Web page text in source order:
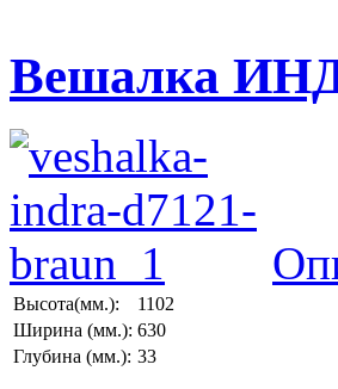
Вешалка
Высота(мм.):
1102
Ширина (мм.): 630
Глубина (мм.): 33